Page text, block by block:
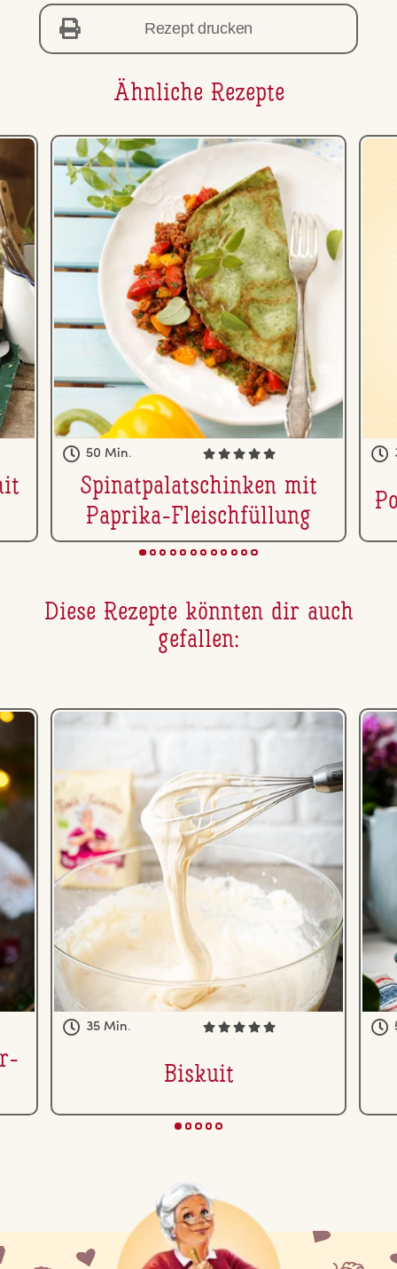
Rezept drucken
Ähnliche Rezepte
50 Min.
Spi­nat­pa­la­tschin­ken mit
Paprika-Fleisch­fül­lung
Diese Rezepte könnten dir auch
gefallen:
35 Min.
Biskuit